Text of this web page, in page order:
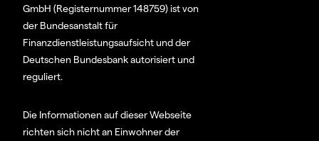
GmbH (Registernummer 148759) ist von
der Bundesanstalt für
Finanzdienstleistungsaufsicht und der
Deutschen Bundesbank autorisiert und
reguliert.
Die Informationen auf dieser Webseite
richten sich nicht an Einwohner der